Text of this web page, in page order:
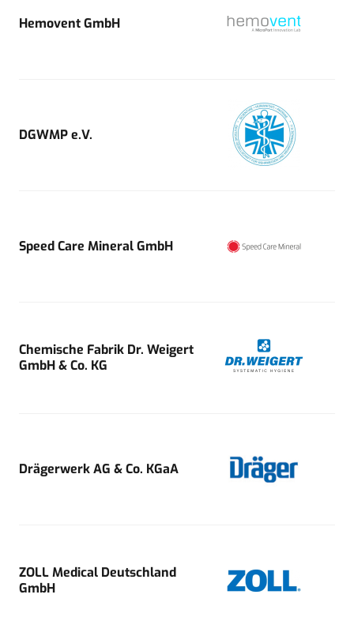
Hemovent GmbH
DGWMP e.V.
Speed Care Mineral GmbH
Chemische Fabrik Dr. Weigert
GmbH & Co. KG
Drägerwerk AG & Co. KGaA
ZOLL Medical Deutschland
GmbH